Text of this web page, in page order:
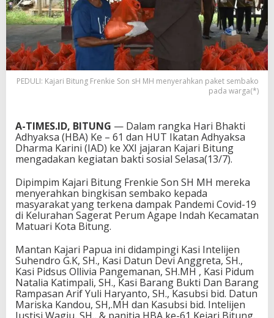
PEDULI: Kajari Bitung Frenkie Son sH MH menyerahkan paket sembako
pada warga(*)
A-TIMES.ID, BITUNG — Dalam rangka Hari Bhakti
Adhyaksa (HBA) Ke – 61 dan HUT Ikatan Adhyaksa
Dharma Karini (IAD) ke XXI jajaran Kajari Bitung
mengadakan kegiatan bakti sosial Selasa(13/7).
Dipimpim Kajari Bitung Frenkie Son SH MH mereka
menyerahkan bingkisan sembako kepada
masyarakat yang terkena dampak Pandemi Covid-19
di Kelurahan Sagerat Perum Agape Indah Kecamatan
Matuari Kota Bitung.
Mantan Kajari Papua ini didampingi Kasi Intelijen
Suhendro G.K, SH., Kasi Datun Devi Anggreta, SH.,
Kasi Pidsus Ollivia Pangemanan, SH.MH , Kasi Pidum
Natalia Katimpali, SH., Kasi Barang Bukti Dan Barang
Rampasan Arif Yuli Haryanto, SH., Kasubsi bid. Datun
Mariska Kandou, SH,.MH dan Kasubsi bid. Intelijen